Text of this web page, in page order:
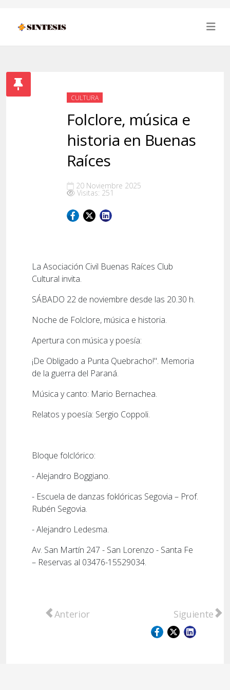
CULTURA
Folclore, música e
historia en Buenas
Raíces
20 Noviembre 2025
Visitas: 251
La Asociación Civil Buenas Raíces Club
Cultural invita.
SÁBADO 22 de noviembre desde las 20.30 h.
Noche de Folclore, música e historia.
Apertura con música y poesía:
¡De Obligado a Punta Quebracho!". Memoria
de la guerra del Paraná.
Música y canto: Mario Bernachea.
Relatos y poesía: Sergio Coppoli.
Bloque folclórico:
- Alejandro Boggiano.
- Escuela de danzas foklóricas Segovia – Prof.
Rubén Segovia.
- Alejandro Ledesma.
Av. San Martín 247 - San Lorenzo - Santa Fe
– Reservas al 03476-15529034.
Artículo anterior: Este viernes, la invitación
Anterior Artículo
Siguiente